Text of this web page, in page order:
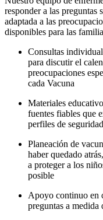
responder a las preguntas
adaptada a las
disponibles para las
Consultas
para discutir el
preocupaciones
cada Vacuna
Materiales
fuentes fiables que
perfiles de
Planeación de
haber quedado
a proteger a los
posible
Apoyo continuo en
preguntas a medida